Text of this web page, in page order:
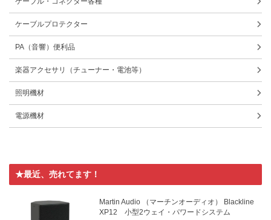
ケーブルプロテクター
PA（音響）便利品
楽器アクセサリ（チューナー・電池等）
照明機材
電源機材
★最近、売れてます！
Martin Audio （マーチンオーディオ） Blackline
XP12 小型2ウェイ・パワードシステム